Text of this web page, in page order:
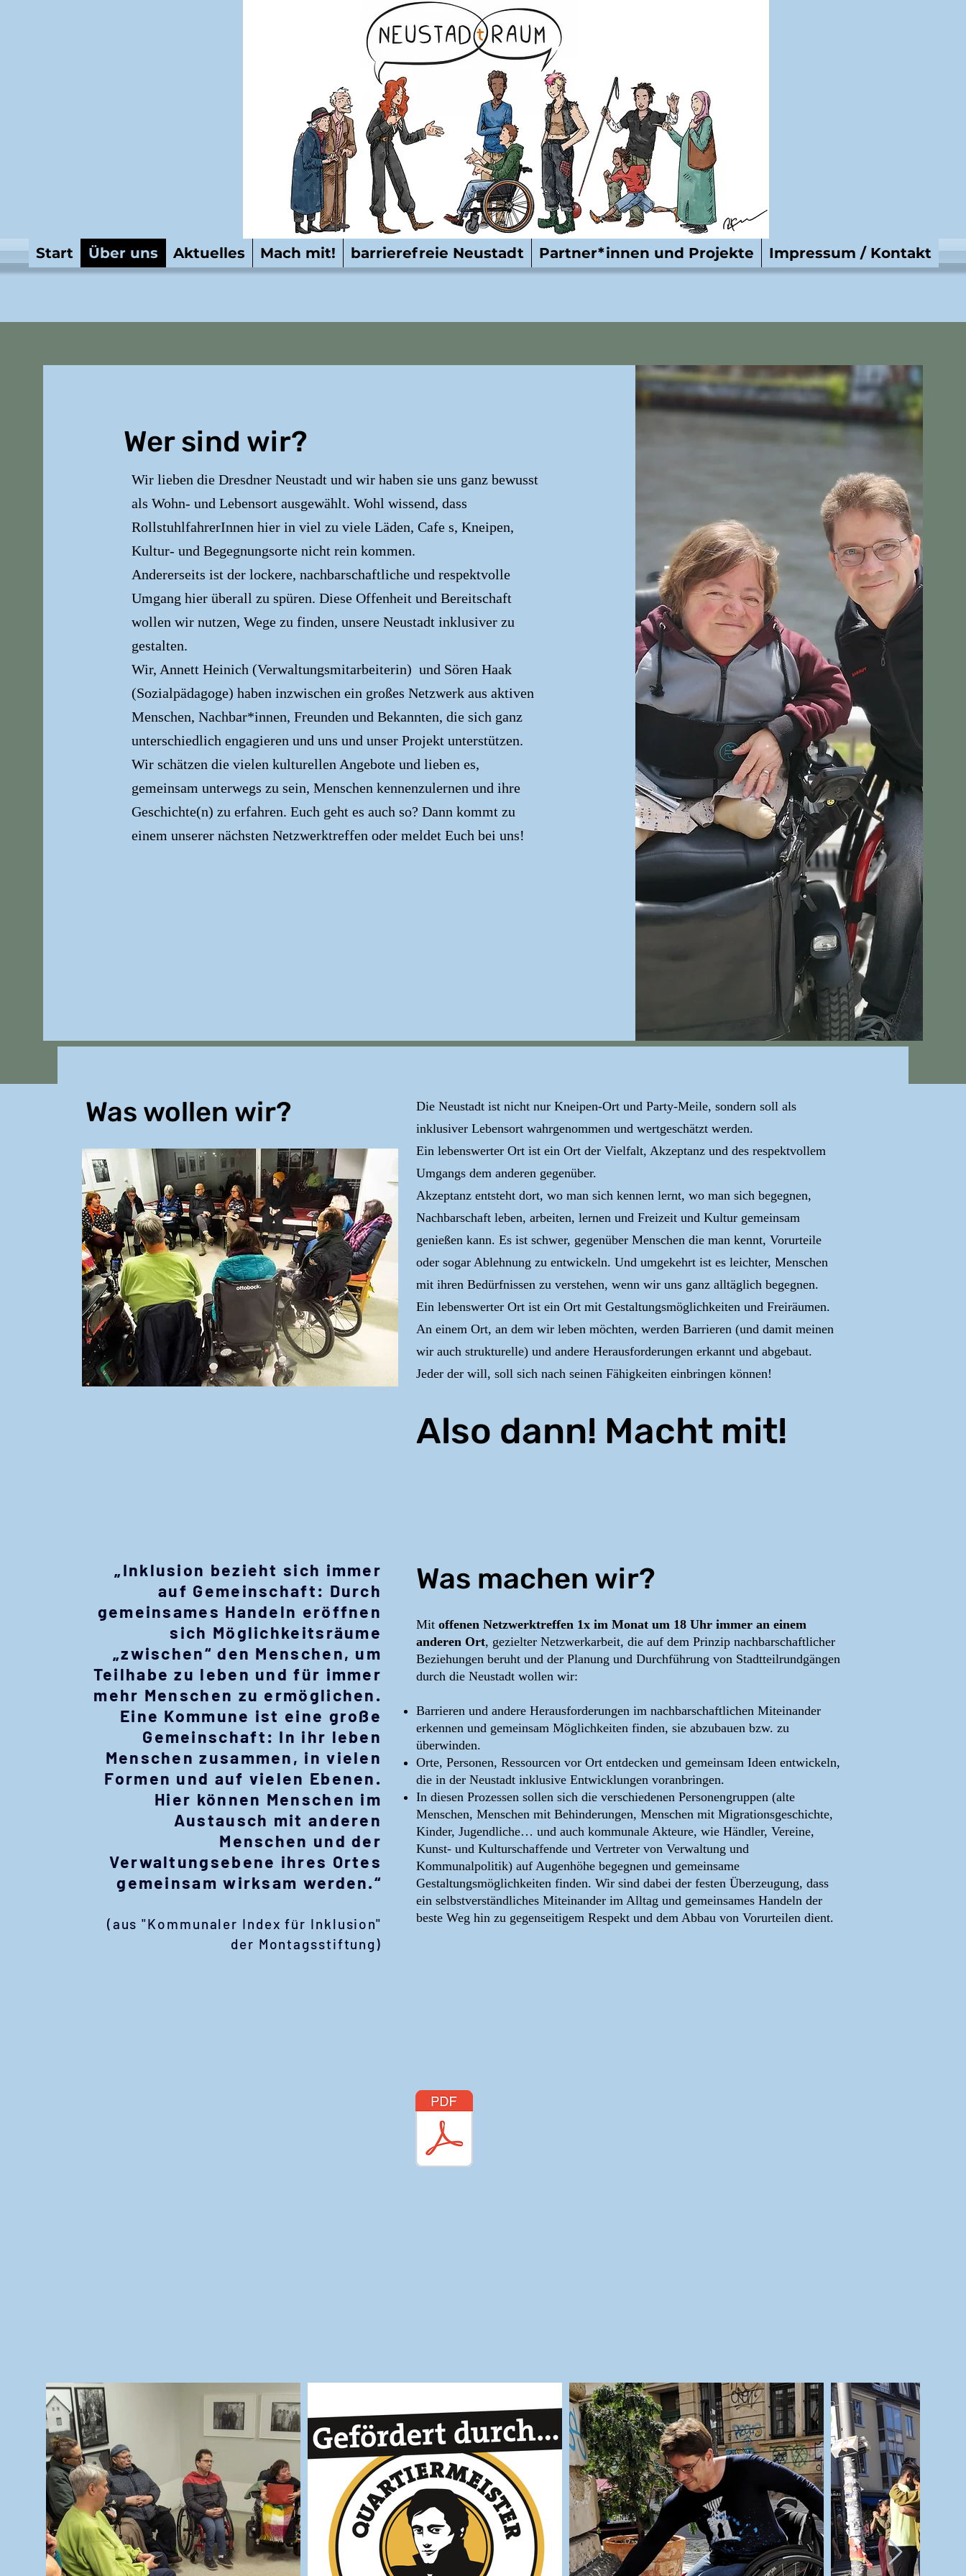
Start Über uns Aktuelles Mach mit! barrierefreie Neustadt Partner*innen und Projekte Impressum / Kontakt
Wer sind wir?
Wir lieben die Dresdner Neustadt und wir haben sie uns ganz bewusst
als Wohn- und Lebensort ausgewählt. Wohl wissend, dass
RollstuhlfahrerInnen hier in viel zu viele Läden, Cafe s, Kneipen,
Kultur- und Begegnungsorte nicht rein kommen.
Andererseits ist der lockere, nachbarschaftliche und respektvolle
Umgang hier überall zu spüren. Diese Offenheit und Bereitschaft
wollen wir nutzen, Wege zu finden, unsere Neustadt inklusiver zu
gestalten.
Wir, Annett Heinich (Verwaltungsmitarbeiterin) und Sören Haak
(Sozialpädagoge) haben inzwischen ein großes Netzwerk aus aktiven
Menschen, Nachbar*innen, Freunden und Bekannten, die sich ganz
unterschiedlich engagieren und uns und unser Projekt unterstützen.
Wir schätzen die vielen kulturellen Angebote und lieben es,
gemeinsam unterwegs zu sein, Menschen kennenzulernen und ihre
Geschichte(n) zu erfahren. Euch geht es auch so? Dann kommt zu
einem unserer nächsten Netzwerktreffen oder meldet Euch bei uns!
Was wollen wir?
Die Neustadt ist nicht nur Kneipen-Ort und Party-Meile, sondern soll als
inklusiver Lebensort wahrgenommen und wertgeschätzt werden.
Ein lebenswerter Ort ist ein Ort der Vielfalt, Akzeptanz und des respektvollem
Umgangs dem anderen gegenüber.
Akzeptanz entsteht dort, wo man sich kennen lernt, wo man sich begegnen,
Nachbarschaft leben, arbeiten, lernen und Freizeit und Kultur gemeinsam
genießen kann. Es ist schwer, gegenüber Menschen die man kennt, Vorurteile
oder sogar Ablehnung zu entwickeln. Und umgekehrt ist es leichter, Menschen
mit ihren Bedürfnissen zu verstehen, wenn wir uns ganz alltäglich begegnen.
Ein lebenswerter Ort ist ein Ort mit Gestaltungsmöglichkeiten und Freiräumen.
An einem Ort, an dem wir leben möchten, werden Barrieren (und damit meinen
wir auch strukturelle) und andere Herausforderungen erkannt und abgebaut.
Jeder der will, soll sich nach seinen Fähigkeiten einbringen können!
Also dann! Macht mit!
„Inklusion bezieht sich immer
auf Gemeinschaft: Durch
gemeinsames Handeln eröffnen
sich Möglichkeitsräume
„zwischen“ den Menschen, um
Teilhabe zu leben und für immer
mehr Menschen zu ermöglichen.
Eine Kommune ist eine große
Gemeinschaft: In ihr leben
Menschen zusammen, in vielen
Formen und auf vielen Ebenen.
Hier können Menschen im
Austausch mit anderen
Menschen und der
Verwaltungsebene ihres Ortes
gemeinsam wirksam werden.“
(aus "Kommunaler Index für Inklusion"
der Montagsstiftung)
Was machen wir?
Mitoffenen Netzwerktreffen 1x im Monat um 18 Uhr immer an einem
anderen Ort, gezielter Netzwerkarbeit, die auf dem Prinzip nachbarschaftlicher
Beziehungen beruht und der Planung und Durchführung von Stadtteilrundgängen
durch die Neustadt wollen wir:
Barrieren und andere Herausforderungen im nachbarschaftlichen Miteinander
erkennen und gemeinsam Möglichkeiten finden, sie abzubauen bzw. zu
überwinden.
Orte, Personen, Ressourcen vor Ort entdecken und gemeinsam Ideen entwickeln,
die in der Neustadt inklusive Entwicklungen voranbringen.
In diesen Prozessen sollen sich die verschiedenen Personengruppen (alte
Menschen, Menschen mit Behinderungen, Menschen mit Migrationsgeschichte,
Kinder, Jugendliche… und auch kommunale Akteure, wie Händler, Vereine,
Kunst- und Kulturschaffende und Vertreter von Verwaltung und
Kommunalpolitik) auf Augenhöhe begegnen und gemeinsame
Gestaltungsmöglichkeiten finden. Wir sind dabei der festen Überzeugung, dass
ein selbstverständliches Miteinander im Alltag und gemeinsames Handeln der
beste Weg hin zu gegenseitigem Respekt und dem Abbau von Vorurteilen dient.